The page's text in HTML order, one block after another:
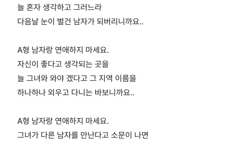
늘 혼자 생각하고 그러느라
다음날 눈이 벌건 남자가 되버리니까요..
A형 남자랑 연애하지 마세요.
자신이 좋다고 생각되는 곳을
늘 그녀와 와야 겠다고 그 지역 이름을
하나하나 외우고 다니는 바보니까요..
A형 남자랑 연애하지 마세요.
그녀가 다른 남자를 만난다고 소문이 나면